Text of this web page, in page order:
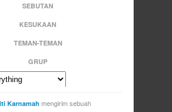
SEBUTAN
KESUKAAN
TEMAN-TEMAN
GRUP
Karnamah mengirim sebuah